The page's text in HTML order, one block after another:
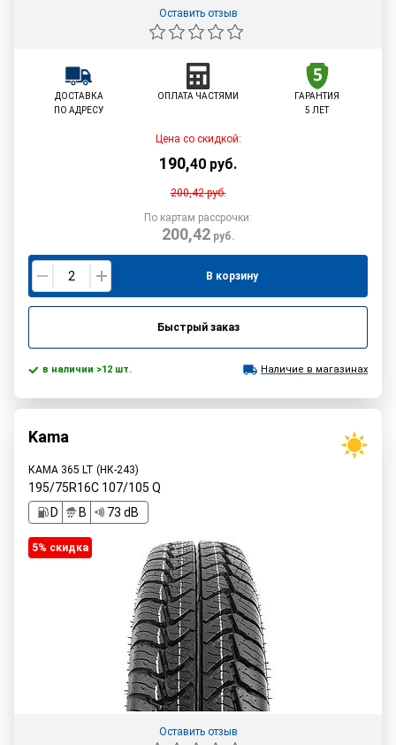
Оставить отзыв
ДОСТАВКА
ПО АДРЕСУ
ОПЛАТА ЧАСТЯМИ
ГАРАНТИЯ
5 ЛЕТ
Цена со скидкой:
190,40 руб.
200,42руб.
По картам рассрочки:
200,42руб.
В корзину
Быстрый заказ
в наличии >12 шт. Наличие в магазинах
Kama
КАМА 365 LT (НК-243)
195/75R16C 107/105 Q
D
B 73 dB
5% cкидка
Оставить отзыв